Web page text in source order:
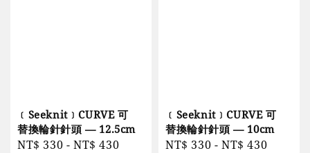
﹝Seeknit﹞CURVE 可
替換輪針針頭 — 12.5cm
Regular
NT$ 330 -NT$ 430
﹝Seeknit﹞CURVE 可
替換輪針針頭 — 10cm
Regular
NT$ 330 -NT$ 430